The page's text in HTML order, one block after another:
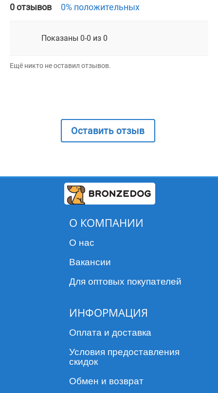
0 отзывов 0% положительных
Показаны 0-0 из 0
Ещё никто не оставил отзывов.
Оставить отзыв
О КОМПАНИИ
О нас
Вакансии
Для оптовых покупателей
ИНФОРМАЦИЯ
Оплата и доставка
Условия предоставления
скидок
Обмен и возврат